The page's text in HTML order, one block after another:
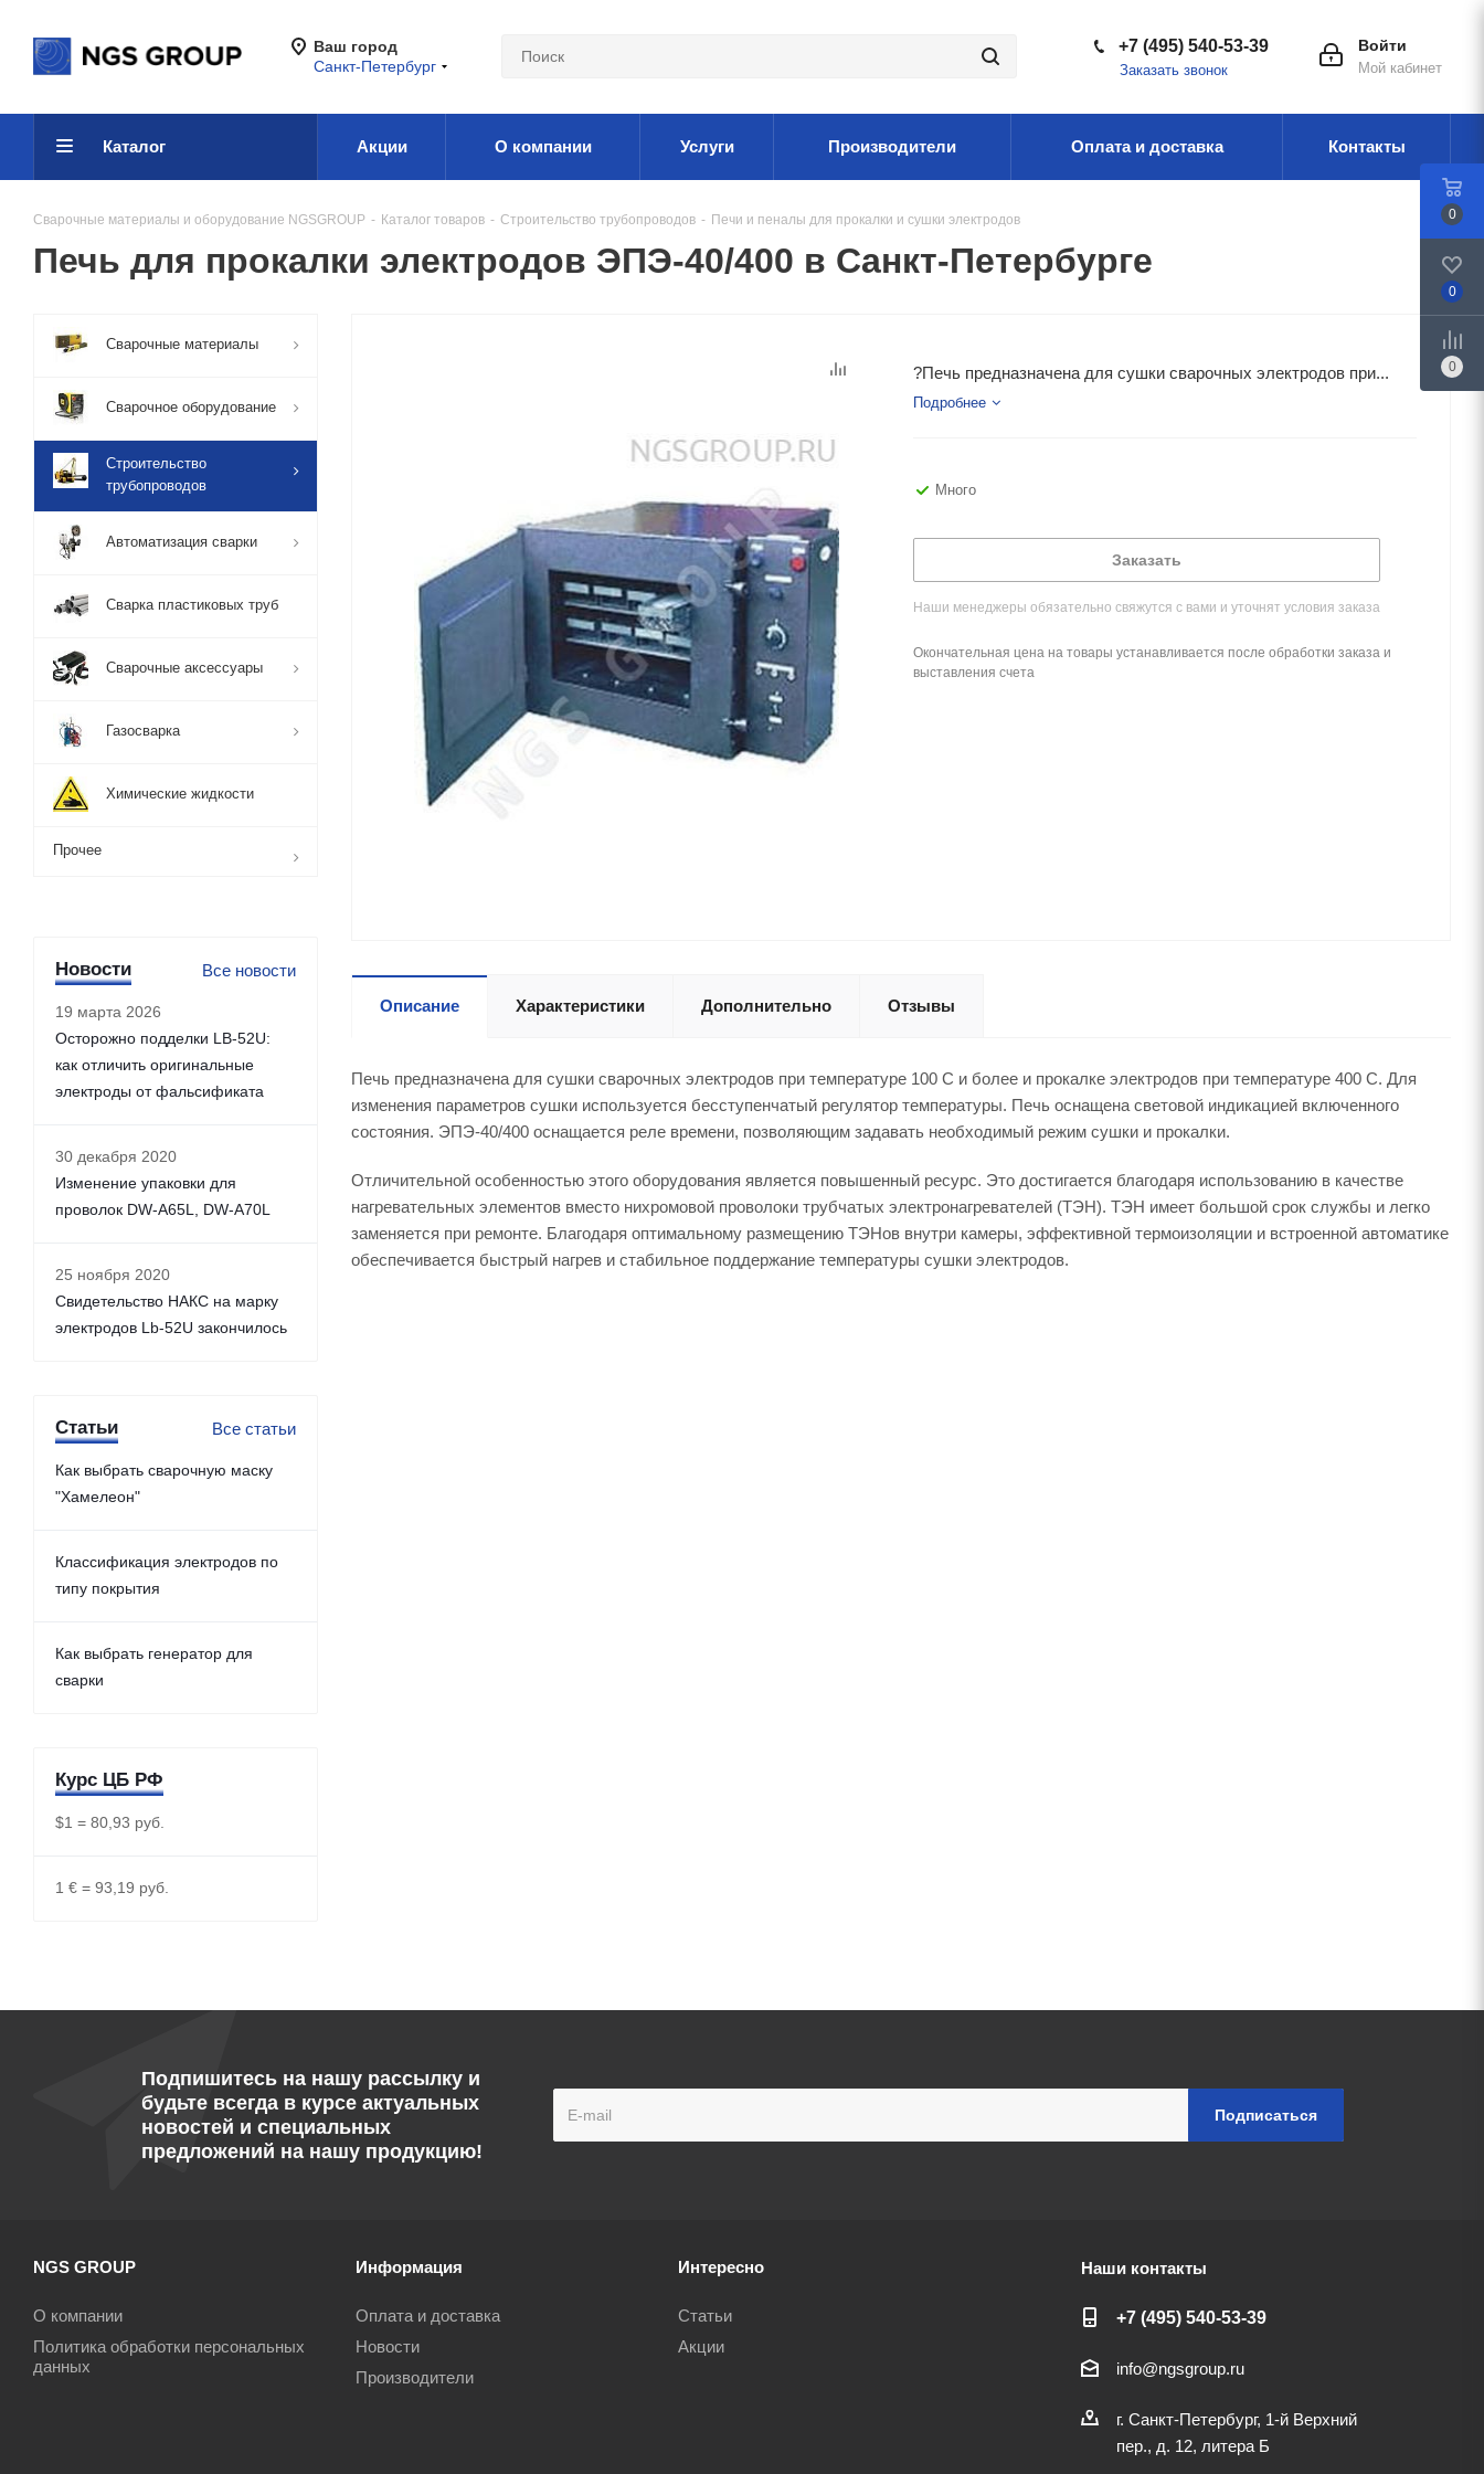
Ваш город
Санкт-Петербург
Войти
Мой кабинет
+7 (495) 540-53-39
Заказать звонок
Каталог Акции О компании Услуги Производители Оплата и доставка Контакты
Сварочные материалы и оборудование NGSGROUP - Каталог товаров - Строительство трубопроводов - Печи и пеналы для прокалки и сушки электродов
Печь для прокалки электродов ЭПЭ-40/400 в Санкт-Петербурге
?Печь предназначена для сушки сварочных электродов при...
Подробнее
Много
Заказать
Наши менеджеры обязательно свяжутся с вами и уточнят условия заказа
Окончательная цена на товары устанавливается после обработки заказа и
выставления счета
Описание Характеристики Дополнительно Отзывы
Печь предназначена для сушки сварочных электродов при температуре 100 С и более и прокалке электродов при температуре 400 С. Для
изменения параметров сушки используется бесступенчатый регулятор температуры. Печь оснащена световой индикацией включенного
состояния. ЭПЭ-40/400 оснащается реле времени, позволяющим задавать необходимый режим сушки и прокалки.
Отличительной особенностью этого оборудования является повышенный ресурс. Это достигается благодаря использованию в качестве
нагревательных элементов вместо нихромовой проволоки трубчатых электронагревателей (ТЭН). ТЭН имеет большой срок службы и легко
заменяется при ремонте. Благодаря оптимальному размещению ТЭНов внутри камеры, эффективной термоизоляции и встроенной автоматике
обеспечивается быстрый нагрев и стабильное поддержание температуры сушки электродов.
Сварочные материалы
Сварочное оборудование
Строительство
трубопроводов
Автоматизация сварки
Сварка пластиковых труб
Сварочные аксессуары
Газосварка
Химические жидкости
Прочее
Новости Все новости
19 марта 2026
Осторожно подделки LB-52U:
как отличить оригинальные
электроды от фальсификата
30 декабря 2020
Изменение упаковки для
проволок DW-A65L, DW-A70L
25 ноября 2020
Свидетельство НАКС на марку
электродов Lb-52U закончилось
Статьи Все статьи
Как выбрать сварочную маску
"Хамелеон"
Классификация электродов по
типу покрытия
Как выбрать генератор для
сварки
Курс ЦБ РФ
$1 = 80,93 руб.
1 € = 93,19 руб.
Подпишитесь на нашу рассылку и
будьте всегда в курсе актуальных
новостей и специальных
предложений на нашу продукцию!
NGS GROUP
О компании
Политика обработки персональных
данных
Информация
Оплата и доставка
Новости
Производители
Интересно
Статьи
Акции
Наши контакты
+7 (495) 540-53-39
info@ngsgroup.ru
г. Санкт-Петербург, 1-й Верхний
пер., д. 12, литера Б
0
0
0